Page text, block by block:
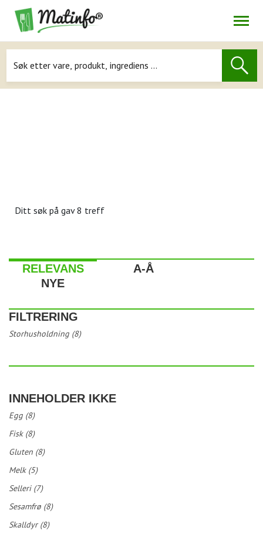
Navigasjon
Ditt søk på gav 8 treff
RELEVANS
A-Å
NYE
FILTRERING
Storhusholdning (8)
INNEHOLDER IKKE
Egg (8)
Fisk (8)
Gluten (8)
Melk (5)
Selleri (7)
Sesamfrø (8)
Skalldyr (8)